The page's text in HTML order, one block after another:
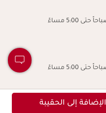
الإضافة إلى الحقيبة